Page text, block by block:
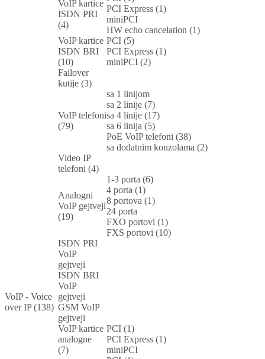
VoIP kartice
ISDN PRI
(4)
PCI Express (1)
miniPCI
HW echo cancelation (1)
VoIP kartice
ISDN BRI
(10)
PCI (5)
PCI Express (1)
miniPCI (2)
Failover
kutije (3)
VoIP - Voice
over IP (138)
VoIP telefoni
(79)
sa 1 linijom
sa 2 linije (7)
sa 4 linije (17)
sa 6 linija (5)
PoE VoIP telefoni (38)
sa dodatnim konzolama (2)
Video IP
telefoni (4)
Analogni
VoIP gejtveji
(19)
1-3 porta (6)
4 porta (1)
8 portova (1)
24 porta
FXO portovi (1)
FXS portovi (10)
ISDN PRI
VoIP
gejtveji
ISDN BRI
VoIP
gejtveji
GSM VoIP
gejtveji
VoIP kartice
analogne
(7)
PCI (1)
PCI Express (1)
miniPCI